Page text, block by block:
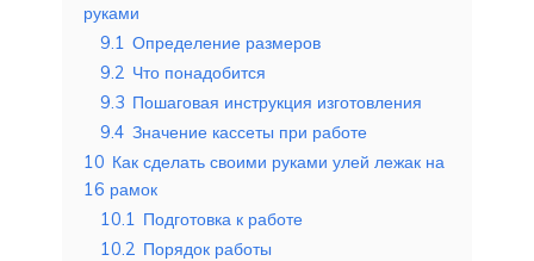
руками
9.1 Определение размеров
9.2 Что понадобится
9.3 Пошаговая инструкция изготовления
9.4 Значение кассеты при работе
10 Как сделать своими руками улей лежак на
16 рамок
10.1 Подготовка к работе
10.2 Порядок работы